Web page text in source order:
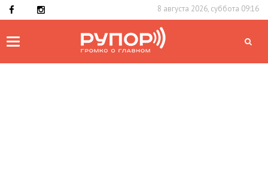
8 августа 2026, суббота 09:16
Toggle